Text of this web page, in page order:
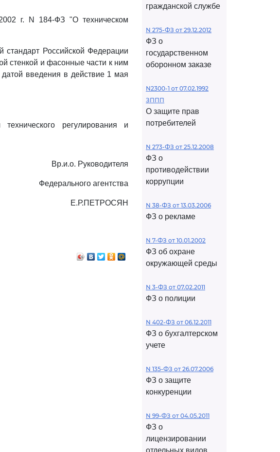
г. N 184-ФЗ "О техническом
стандарт Российской Федерации
стенкой и фасонные части к ним
введения в действие 1 мая
регулирования и
Вр.и.о. Руководителя
Федерального агентства
Е.Р.ПЕТРОСЯН
гражданской службе
N 275-ФЗ от 29.12.2012
ФЗ о
государственном
оборонном заказе
N2300-1 от 07.02.1992
ЗППП
О защите прав
потребителей
N 273-ФЗ от 25.12.2008
ФЗ о
противодействии
коррупции
N 38-ФЗ от 13.03.2006
ФЗ о рекламе
N 7-ФЗ от 10.01.2002
ФЗ об охране
окружающей среды
N 3-ФЗ от 07.02.2011
ФЗ о полиции
N 402-ФЗ от 06.12.2011
ФЗ о бухгалтерском
учете
N 135-ФЗ от 26.07.2006
ФЗ о защите
конкуренции
N 99-ФЗ от 04.05.2011
ФЗ о
лицензировании
отдельных видов